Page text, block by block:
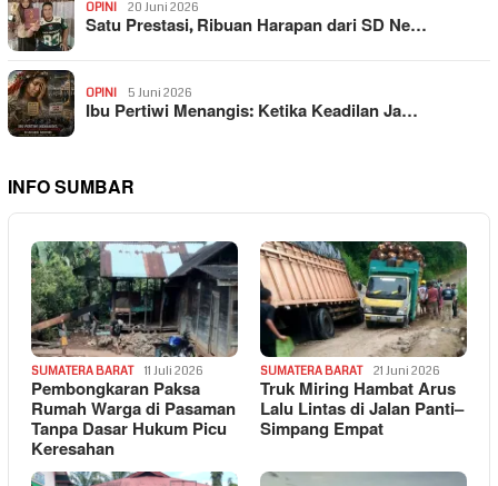
OPINI 20 Juni 2026
Satu Prestasi, Ribuan Harapan dari SD Ne…
OPINI 5 Juni 2026
Ibu Pertiwi Menangis: Ketika Keadilan Ja…
INFO SUMBAR
SUMATERA BARAT 11 Juli 2026
Pembongkaran Paksa
Rumah Warga di Pasaman
Tanpa Dasar Hukum Picu
Keresahan
SUMATERA BARAT 21 Juni 2026
Truk Miring Hambat Arus
Lalu Lintas di Jalan Panti–
Simpang Empat